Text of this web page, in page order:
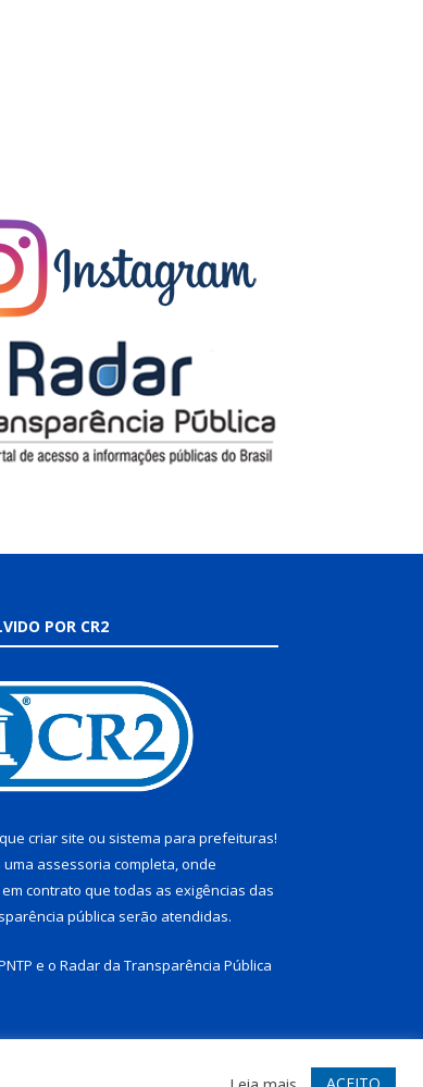
POR CR2
criar site ou sistema para prefeituras!
uma assessoria completa, onde
contrato que todas as exigências das
pública serão atendidas.
e o Radar da Transparência Pública
Acessar Webmail ACEITO